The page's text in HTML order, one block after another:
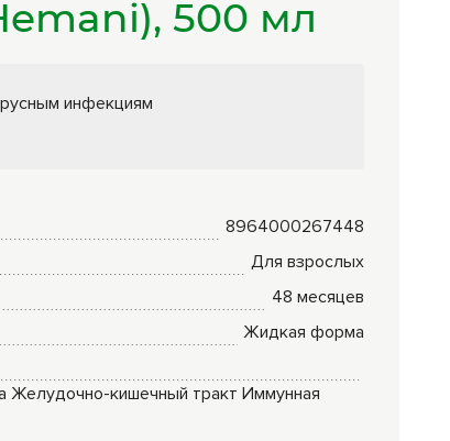
500 мл
инфекциям
8964000267448
Для взрослых
48 месяцев
Жидкая форма
Желудочно-кишечный тракт Иммунная